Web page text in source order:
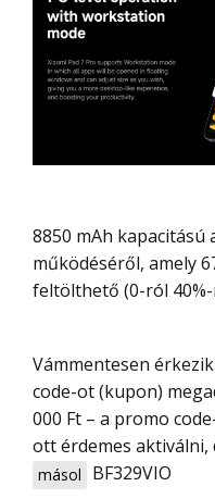
8850 mAh kapacitású akkumulátor gondoskodik a
működéséről, amely
feltölthető (0-ról 40%-
Vámmentesen érkezik ingyen szállítással és promo
code-ot (kupon)
000 Ft – a promo
ott érdemes aktiválni,
másol BF329VIO